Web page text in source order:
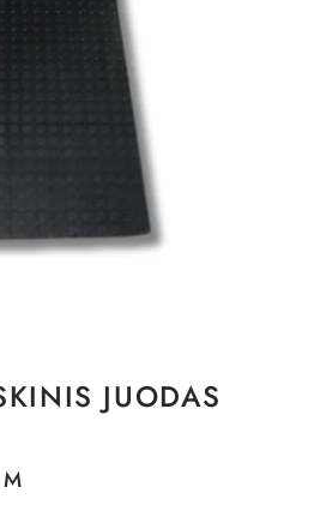
JUODAS